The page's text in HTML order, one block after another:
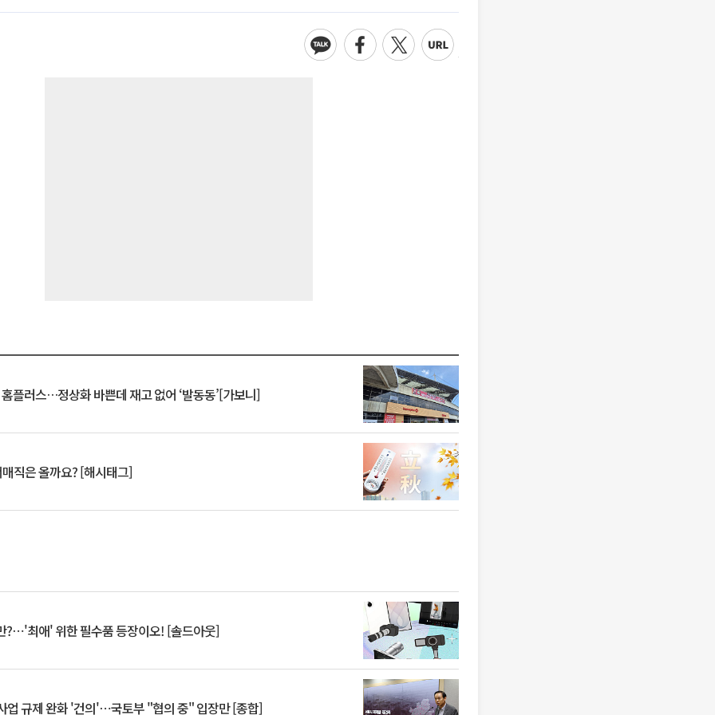
플러스…정상화 바쁜데 재고 없어 ‘발동동’[가보니]
직은 올까요? [해시태그]
?⋯'최애' 위한 필수품 등장이오! [솔드아웃]
업 규제 완화 '건의'⋯국토부 "협의 중" 입장만 [종합]